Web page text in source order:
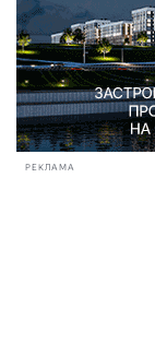
РЕКЛАМА